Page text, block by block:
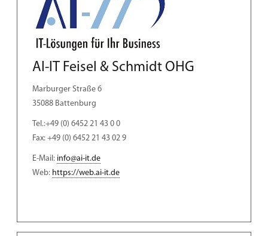
AI-IT Feisel & Schmidt OHG
Marburger Straße 6
35088 Battenburg
Tel.:+49 (0) 6452 21 43 0 0
Fax: +49 (0) 6452 21 43 02 9
E-Mail: info@ai-it.de
Web: https://web.ai-it.de